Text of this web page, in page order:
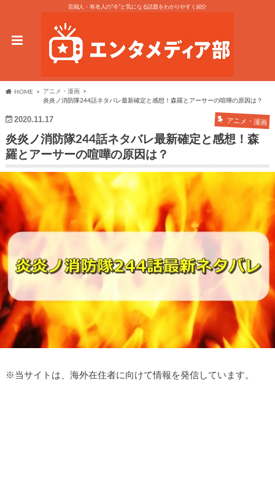
芸能人・有名人の“今”と気になる話題をわかりやすく紹介
HOME
アニメ・漫画
炎炎ノ消防隊244話ネタバレ最新確定と感想！森羅とアーサーの喧嘩の原因は？
2020.11.17 アニメ・漫画
炎炎ノ消防隊244話ネタバレ最新確定と感想！森
羅とアーサーの喧嘩の原因は？
※ 当サイトは、海外在住者に向けて情報を発信しています。